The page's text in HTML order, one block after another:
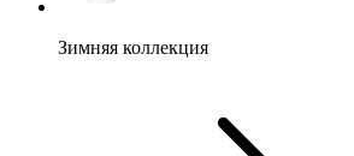
Зимняя коллекция